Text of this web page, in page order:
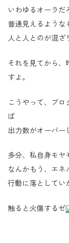
いわゆるオーラだ
普通見えるような
人と人とのが混ざ
それを見てから
すよ。
こうやって、ブ
ば
出力数がオーバー
多分、私自身モヤ
なんかもう、エネ
行動に落としてい
触ると火傷するゼ